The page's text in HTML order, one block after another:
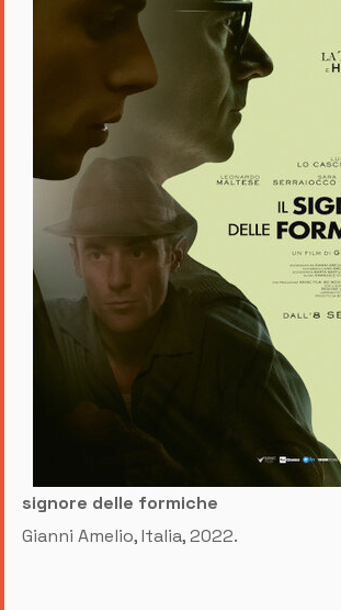
signore delle formiche
Gianni Amelio, Italia, 2022.